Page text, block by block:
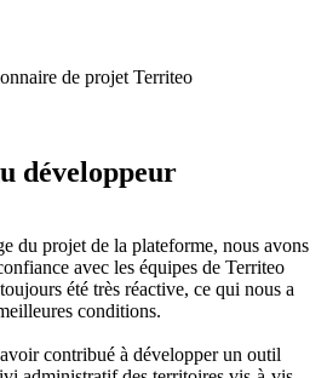
de projet Territeo
développeur
du projet de la plateforme, nous avons
avec les équipes de Territeo
été très réactive, ce qui nous a
conditions.
contribué à développer un outil